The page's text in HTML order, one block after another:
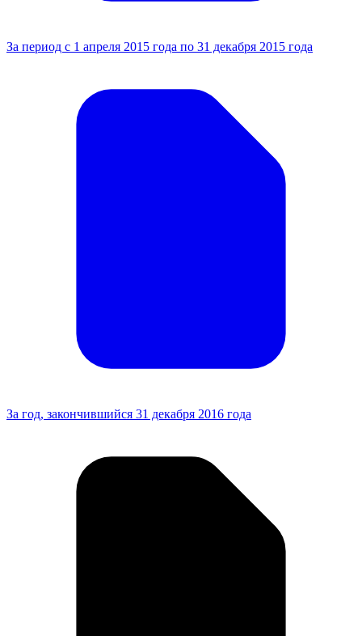
За период с 1 апреля 2015 года по 31 декабря 2015 года
За год, закончившийся 31 декабря 2016 года